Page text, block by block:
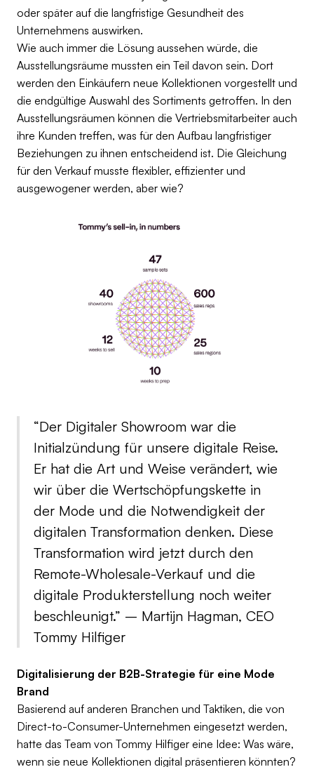
oder später auf die langfristige Gesundheit des
Unternehmens auswirken.
Wie auch immer die Lösung aussehen würde, die
Ausstellungsräume mussten ein Teil davon sein. Dort
werden den Einkäufern neue Kollektionen vorgestellt und
die endgültige Auswahl des Sortiments getroffen. In den
Ausstellungsräumen können die Vertriebsmitarbeiter auch
ihre Kunden treffen, was für den Aufbau langfristiger
Beziehungen zu ihnen entscheidend ist. Die Gleichung
für den Verkauf musste flexibler, effizienter und
ausgewogener werden, aber wie?
“Der Digitaler Showroom war die
Initialzündung für unsere digitale Reise.
Er hat die Art und Weise verändert, wie
wir über die Wertschöpfungskette in
der Mode und die Notwendigkeit der
digitalen Transformation denken. Diese
Transformation wird jetzt durch den
Remote-Wholesale-Verkauf und die
digitale Produkterstellung noch weiter
beschleunigt.” – Martijn Hagman, CEO
Tommy Hilfiger
Digitalisierung der B2B-Strategie für eine Mode
Brand
Basierend auf anderen Branchen und Taktiken, die von
Direct-to-Consumer-Unternehmen eingesetzt werden,
hatte das Team von Tommy Hilfiger eine Idee: Was wäre,
wenn sie neue Kollektionen digital präsentieren könnten?